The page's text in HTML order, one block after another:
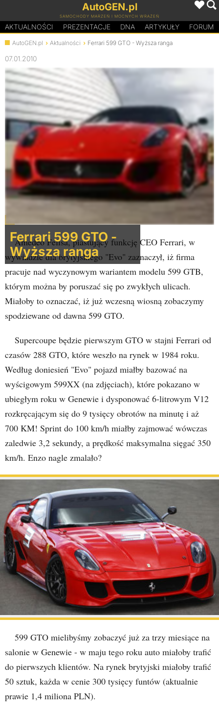
AutoGEN.pl
SAMOCHODY MARZEŃ I MOCNYCH WRAŻEŃ
AKTUALNOŚCI PREZENTACJE DNA ARTYKUŁY FORUM
AutoGEN.pl Aktualności Ferrari 599 GTO - Wyższa ranga
07.01.2010
Ferrari 599 GTO -
Wyższa ranga
Amedeo Felisa, piastujący funkcję CEO Ferrari, w
wywiadzie dla brytyjskiego "Evo" zaznaczył, iż firma
pracuje nad wyczynowym wariantem modelu 599 GTB,
którym można by poruszać się po zwykłych ulicach.
Miałoby to oznaczać, iż już wczesną wiosną zobaczymy
spodziewane od dawna 599 GTO.
Supercoupe będzie pierwszym GTO w stajni Ferrari od
czasów 288 GTO, które weszło na rynek w 1984 roku.
Według doniesień "Evo" pojazd miałby bazować na
wyścigowym 599XX (na zdjęciach), które pokazano w
ubiegłym roku w Genewie i dysponować 6-litrowym V12
rozkręcającym się do 9 tysięcy obrotów na minutę i aż
700 KM! Sprint do 100 km/h miałby zajmować wówczas
zaledwie 3,2 sekundy, a prędkość maksymalna sięgać 350
km/h. Enzo nagle zmalało?
599 GTO mielibyśmy zobaczyć już za trzy miesiące na
salonie w Genewie - w maju tego roku auto miałoby trafić
do pierwszych klientów. Na rynek brytyjski miałoby trafić
50 sztuk, każda w cenie 300 tysięcy funtów (aktualnie
prawie 1,4 miliona PLN).